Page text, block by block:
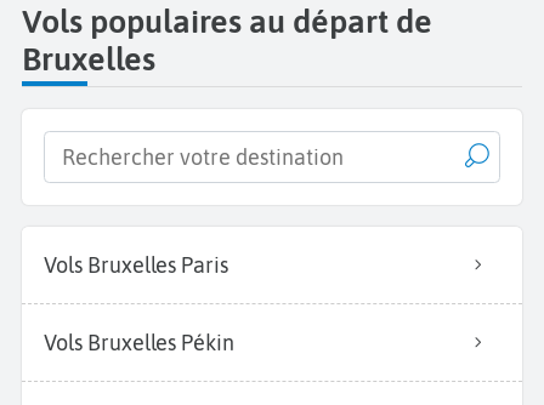
Vols populaires au départ de
Bruxelles
Vols Bruxelles Paris
Vols Bruxelles Pékin